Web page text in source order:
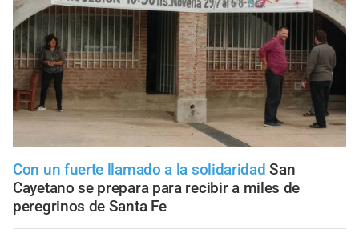
Con un fuerte llamado a la solidaridad San
Cayetano se prepara para recibir a miles de
peregrinos de Santa Fe